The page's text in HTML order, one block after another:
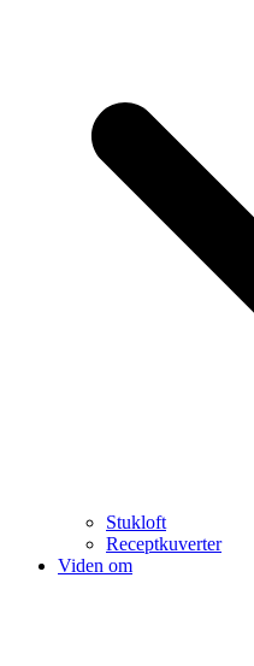
Stukloft
Receptkuverter
Viden om